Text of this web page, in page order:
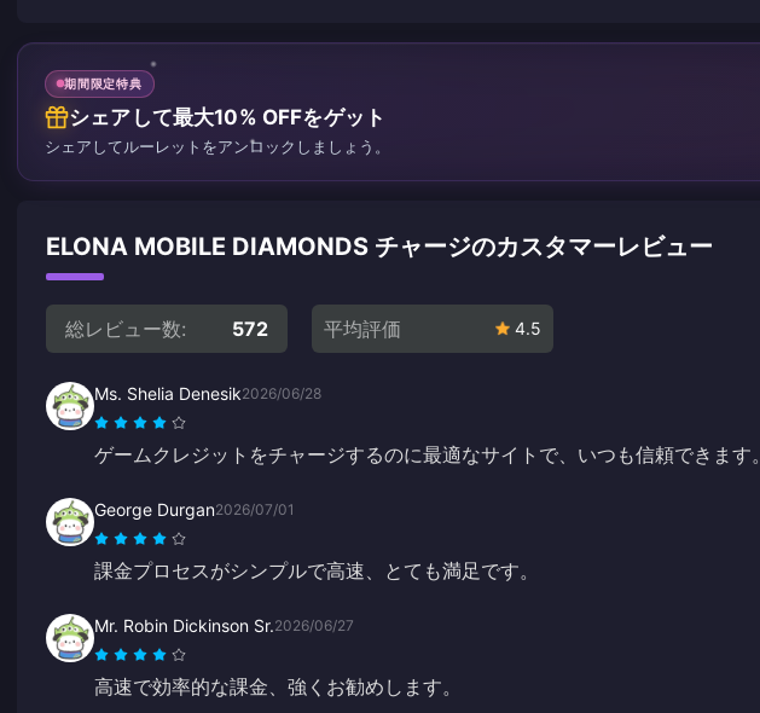
期間限定特典
シェアして最大10% OFFをゲット
シェアしてルーレットをアンロックしましょう。
ELONA MOBILE DIAMONDS チャージのカスタマーレビュー
総レビュー数: 572 平均評価 4.5
Ms. Shelia Denesik2026/06/28
ゲームクレジットをチャージするのに最適なサイトで、いつも信頼できます。
George Durgan2026/07/01
課金プロセスがシンプルで高速、とても満足です。
Mr. Robin Dickinson Sr.2026/06/27
高速で効率的な課金、強くお勧めします。